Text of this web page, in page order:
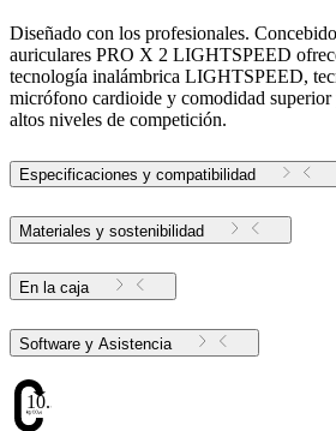
Diseñado con los profesionales.
auriculares PRO X 2 LIGHTSPEED
tecnología inalámbrica LIGHTSPEED,
micrófono cardioide y comodidad superior
altos niveles de competición.
Especificaciones y compatibilidad
Materiales y sostenibilidad
En la caja
Software y Asistencia
10.34